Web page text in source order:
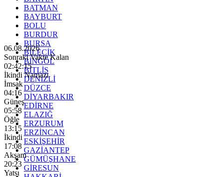
BATMAN
BAYBURT
BOLU
BURDUR
BURSA
BİLECİK
BİNGÖL
BİTLİS
DENİZLİ
DÜZCE
DİYARBAKIR
EDİRNE
ELAZIĞ
ERZURUM
ERZİNCAN
ESKİŞEHİR
GAZİANTEP
GÜMÜŞHANE
GİRESUN
06.08.2026
Sonraki Vakte Kalan
02:42:13
İkindi Namazı
İmsak
04:16
Güneş
05:58
Öğle
13:15
İkindi
17:08
Akşam
20:23
Yatsı